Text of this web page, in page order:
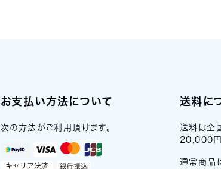
お支払い方法について
次の方法がご利用頂けます。
送料に
送料は全
20,000円
通常商品